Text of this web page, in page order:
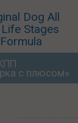
Dog All
Stages
с плюсом»